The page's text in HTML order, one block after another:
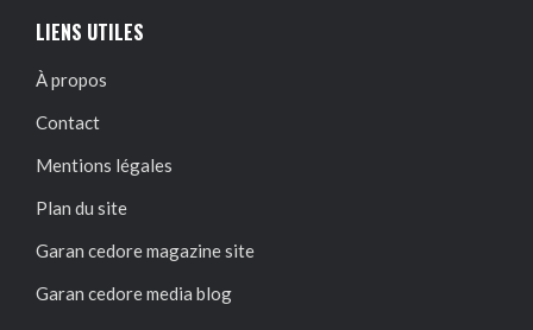
LIENS UTILES
À propos
Contact
Mentions légales
Plan du site
Garan cedore magazine site
Garan cedore media blog